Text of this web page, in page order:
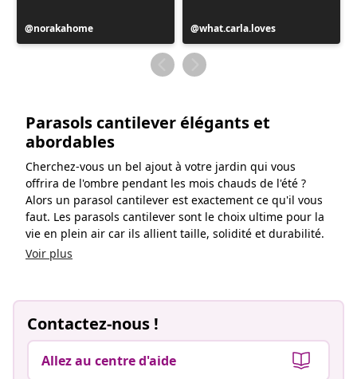
Publication
publiée
norakahome
Publication
publiée
par
what.carla.loves
Parasols cantilever élégants et
abordables
Cherchez-vous un bel ajout à votre jardin qui vous
offrira de l'ombre pendant les mois chauds de l'été ?
Alors un parasol cantilever est exactement ce qu'il vous
faut. Les parasols cantilever sont le choix ultime pour la
vie en plein air car ils allient taille, solidité et durabilité.
Voir plus
Contactez-nous !
Allez au centre d'aide